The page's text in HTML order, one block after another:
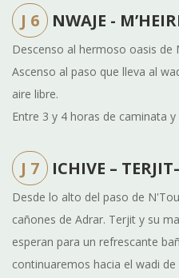
J 6 NWAJE -
Descenso al hermoso oasis de
Ascenso al paso que lleva al
aire libre.
Entre 3 y 4 horas de caminata
J 7 ICHIVE –
Desde lo alto del paso de
cañones de Adrar. Terjit y su
esperan para un refrescante
continuaremos hacia el wadi